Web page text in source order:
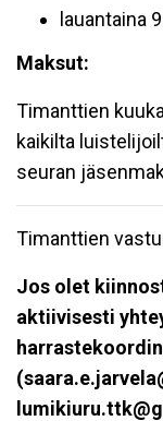
lauantaina
Maksut:
Timanttien
kaikilta
seuran
Timanttien
Jos olet
aktiivisesti